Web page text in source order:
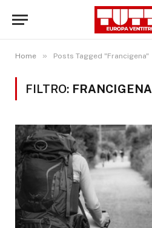
Home » Posts Tagged "Francigena"
FILTRO: FRANCIGENA